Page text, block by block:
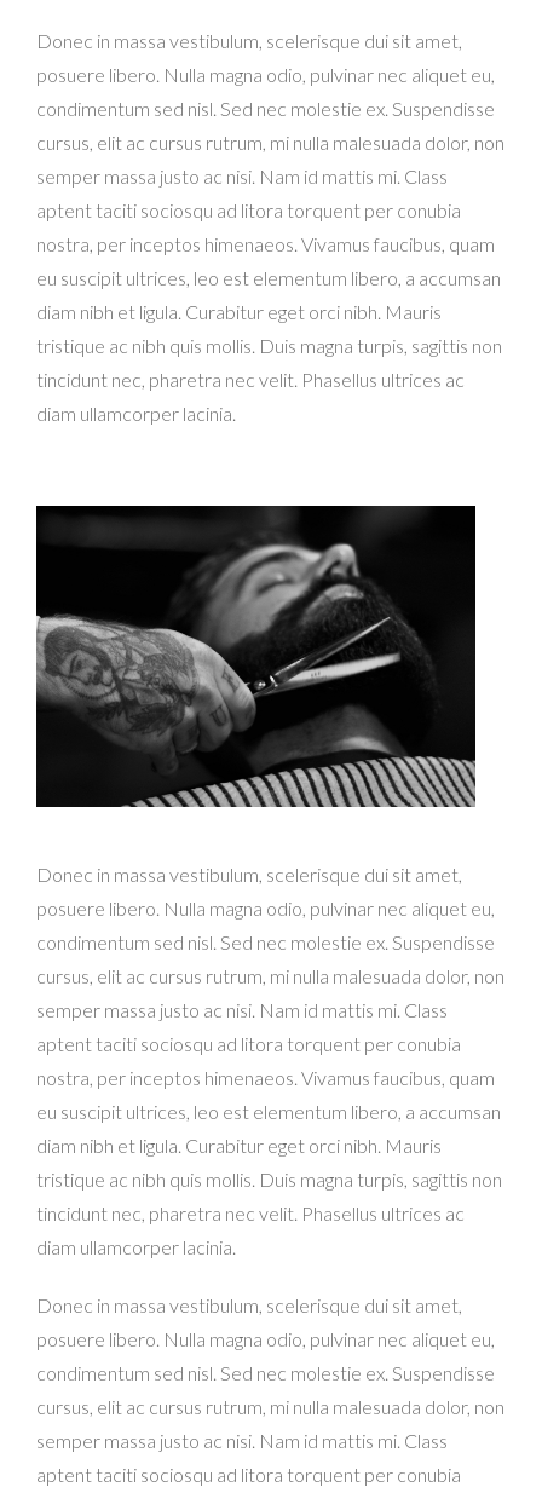
Donec in massa vestibulum, scelerisque dui sit amet,
posuere libero. Nulla magna odio, pulvinar nec aliquet eu,
condimentum sed nisl. Sed nec molestie ex. Suspendisse
cursus, elit ac cursus rutrum, mi nulla malesuada dolor, non
semper massa justo ac nisi. Nam id mattis mi. Class
aptent taciti sociosqu ad litora torquent per conubia
nostra, per inceptos himenaeos. Vivamus faucibus, quam
eu suscipit ultrices, leo est elementum libero, a accumsan
diam nibh et ligula. Curabitur eget orci nibh. Mauris
tristique ac nibh quis mollis. Duis magna turpis, sagittis non
tincidunt nec, pharetra nec velit. Phasellus ultrices ac
diam ullamcorper lacinia.
Donec in massa vestibulum, scelerisque dui sit amet,
posuere libero. Nulla magna odio, pulvinar nec aliquet eu,
condimentum sed nisl. Sed nec molestie ex. Suspendisse
cursus, elit ac cursus rutrum, mi nulla malesuada dolor, non
semper massa justo ac nisi. Nam id mattis mi. Class
aptent taciti sociosqu ad litora torquent per conubia
nostra, per inceptos himenaeos. Vivamus faucibus, quam
eu suscipit ultrices, leo est elementum libero, a accumsan
diam nibh et ligula. Curabitur eget orci nibh. Mauris
tristique ac nibh quis mollis. Duis magna turpis, sagittis non
tincidunt nec, pharetra nec velit. Phasellus ultrices ac
diam ullamcorper lacinia.
Donec in massa vestibulum, scelerisque dui sit amet,
posuere libero. Nulla magna odio, pulvinar nec aliquet eu,
condimentum sed nisl. Sed nec molestie ex. Suspendisse
cursus, elit ac cursus rutrum, mi nulla malesuada dolor, non
semper massa justo ac nisi. Nam id mattis mi. Class
aptent taciti sociosqu ad litora torquent per conubia